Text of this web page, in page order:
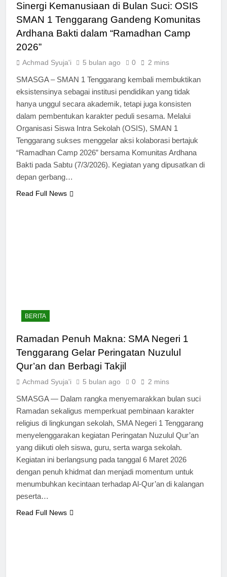
Sinergi Kemanusiaan di Bulan Suci: OSIS
SMAN 1 Tenggarang Gandeng Komunitas
Ardhana Bakti dalam “Ramadhan Camp
2026”
Achmad Syuja'i 5 bulan ago 0 2 mins
SMASGA – SMAN 1 Tenggarang kembali membuktikan
eksistensinya sebagai institusi pendidikan yang tidak
hanya unggul secara akademik, tetapi juga konsisten
dalam pembentukan karakter peduli sesama. Melalui
Organisasi Siswa Intra Sekolah (OSIS), SMAN 1
Tenggarang sukses menggelar aksi kolaborasi bertajuk
“Ramadhan Camp 2026” bersama Komunitas Ardhana
Bakti pada Sabtu (7/3/2026). Kegiatan yang dipusatkan di
depan gerbang…
Read Full News
BERITA
Ramadan Penuh Makna: SMA Negeri 1
Tenggarang Gelar Peringatan Nuzulul
Qur’an dan Berbagi Takjil
Achmad Syuja'i 5 bulan ago 0 2 mins
SMASGA — Dalam rangka menyemarakkan bulan suci
Ramadan sekaligus memperkuat pembinaan karakter
religius di lingkungan sekolah, SMA Negeri 1 Tenggarang
menyelenggarakan kegiatan Peringatan Nuzulul Qur’an
yang diikuti oleh siswa, guru, serta warga sekolah.
Kegiatan ini berlangsung pada tanggal 6 Maret 2026
dengan penuh khidmat dan menjadi momentum untuk
menumbuhkan kecintaan terhadap Al-Qur’an di kalangan
peserta…
Read Full News